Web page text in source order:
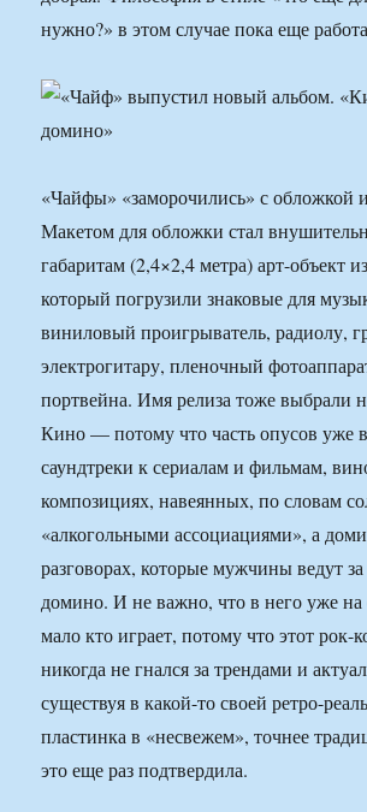
нужно?» в этом случае пока еще
«Чайфы» «заморочились» с обложкой
Макетом для обложки стал
габаритам (2,4×2,4 метра) арт-объект
который погрузили знаковые для
виниловый проигрыватель, радиолу,
электрогитару, пленочный
портвейна. Имя релиза тоже выбрали
Кино — потому что часть опусов уже
саундтреки к сериалам и фильмам,
композициях, навеянных, по словам
«алкогольными ассоциациями», а
разговорах, которые мужчины ведут
домино. И не важно, что в него уже на
мало кто играет, потому что этот рок-
никогда не гнался за трендами и
существуя в какой-то своей ретро-
пластинка в «несвежем», точнее
это еще раз подтвердила.